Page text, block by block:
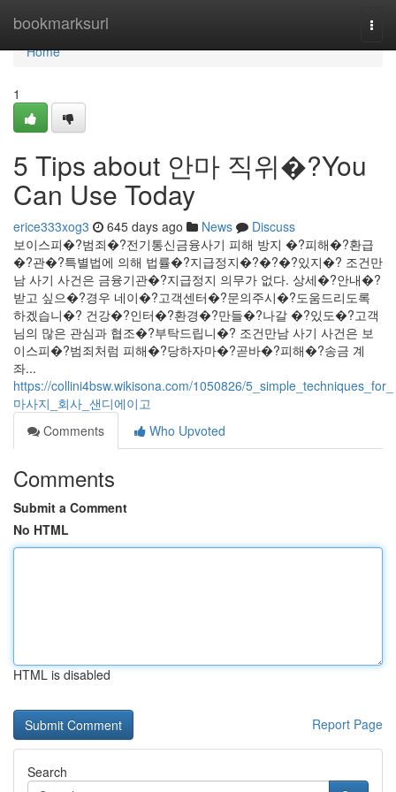
bookmarksurl
Home
Home
1
5 Tips about 안마 직위�?You
Can Use Today
erice333xog3 645 days ago News
Discuss
보이스피�?범죄�?전기통신금융사기 피해 방지 �?피해�?환급
�?관�?특별법에 의해 법률�?지급정지�?�?�?있지�? 조건만
남 사기 사건은 금융기관�?지급정지 의무가 없다. 상세�?안내�?
받고 싶으�?경우 네이�?고객센터�?문의주시�?도움드리도록
하겠습니�? 건강�?인터�?환경�?만들�?나갈 �?있도�?고객
님의 많은 관심과 협조�?부탁드립니�? 조건만남 사기 사건은 보
이스피�?범죄처럼 피해�?당하자마�?곧바�?피해�?송금 계
좌...
https://collini4bsw.wikisona.com/1050826/5_simple_techniques_for_
마사지_회사_샌디에이고
Comments
Who Upvoted
Comments
Submit a Comment
No HTML
HTML is disabled
Report Page
Search